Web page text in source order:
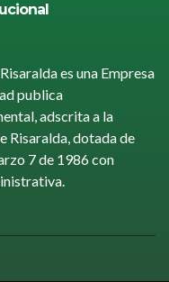
es una Empresa
publica
adscrita a la
Risaralda, dotada de
7 de 1986 con